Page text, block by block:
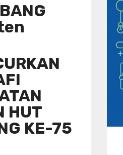
HUT
KE-75